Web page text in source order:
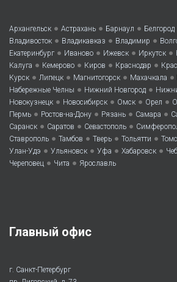
Архангельск • Астрахань • Барнаул • Белгород
Владивосток • Владикавказ • Владимир •
Екатеринбург • Иваново • Ижевск • Иркутск •
Калуга • Кемерово • Киров • Краснодар •
Курск • Липецк • Магнитогорск • Махачкала •
Набережные Челны • Нижний Новгород •
Новокузнецк • Новосибирск • Омск • Орел •
Пермь • Ростов-на-Дону • Рязань • Самара •
Саранск • Саратов • Севастополь •
Ставрополь • Тамбов • Тверь • Тольятти •
Улан-Удэ • Ульяновск • Уфа • Хабаровск •
Череповец • Чита • Ярославль
Главный офис
г. Санкт-Петербург